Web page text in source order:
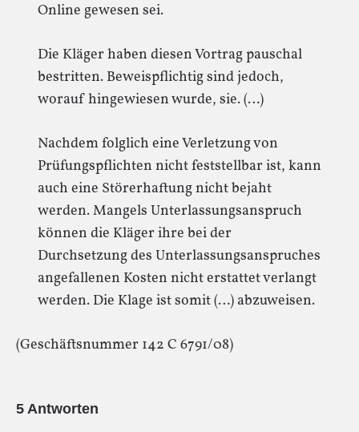
Online gewesen sei.
Die Kläger haben diesen Vortrag pauschal
bestritten. Beweispflichtig sind jedoch,
worauf hingewiesen wurde, sie. (…)
Nachdem folglich eine Verletzung von
Prüfungspflichten nicht feststellbar ist, kann
auch eine Störerhaftung nicht bejaht
werden. Mangels Unterlassungsanspruch
können die Kläger ihre bei der
Durchsetzung des Unterlassungsanspruches
angefallenen Kosten nicht erstattet verlangt
werden. Die Klage ist somit (…) abzuweisen.
(Geschäftsnummer 142 C 6791/08)
5 Antworten